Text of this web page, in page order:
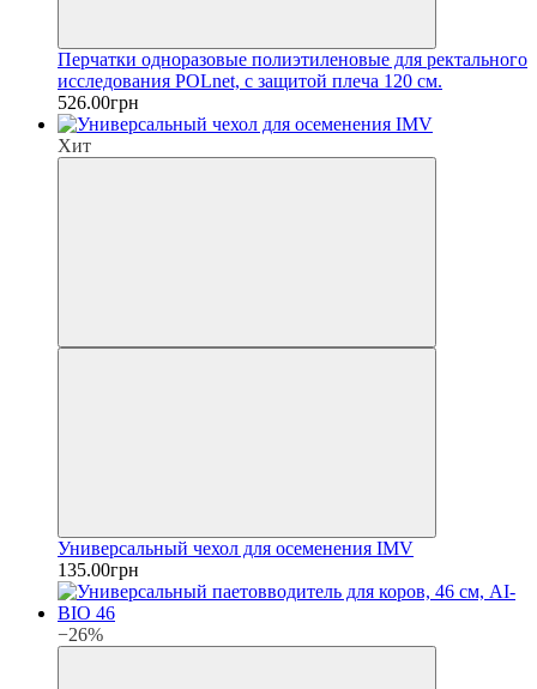
Перчатки одноразовые полиэтиленовые для ректального
исследования POLnet, с защитой плеча 120 см.
526.00грн
Хит
Универсальный чехол для осеменения IMV
135.00грн
−26%